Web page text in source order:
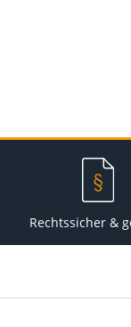
Rechtssicher &